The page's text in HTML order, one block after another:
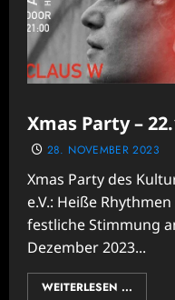
Xmas Party –
28. NOVEMBER 2023
Xmas Party des
e.V.: Heiße
festliche Stimmung
Dezember 2023...
WEITERLESEN ...